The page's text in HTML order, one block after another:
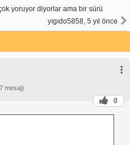
yoruyor diyorlar ama bir sürü
yıgıdo5858, 5 yıl önce
mesaj)
0